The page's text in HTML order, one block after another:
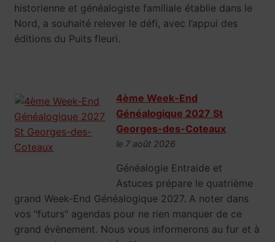
historienne et généalogiste familiale établie dans le
Nord, a souhaité relever le défi, avec l’appui des
éditions du Puits fleuri.
4ème Week-End
Généalogique 2027 St
Georges-des-Coteaux
le 7 août 2026
Généalogie Entraide et
Astuces prépare le quatrième
grand Week-End Généalogique 2027. A noter dans
vos "futurs" agendas pour ne rien manquer de ce
grand évènement. Nous vous informerons au fur et à